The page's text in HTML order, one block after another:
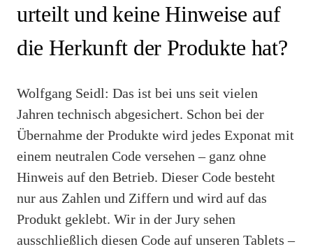
urteilt und keine Hinweise auf
die Herkunft der Produkte hat?
Wolfgang Seidl: Das ist bei uns seit vielen
Jahren technisch abgesichert. Schon bei der
Übernahme der Produkte wird jedes Exponat mit
einem neutralen Code versehen – ganz ohne
Hinweis auf den Betrieb. Dieser Code besteht
nur aus Zahlen und Ziffern und wird auf das
Produkt geklebt. Wir in der Jury sehen
ausschließlich diesen Code auf unseren Tablets –